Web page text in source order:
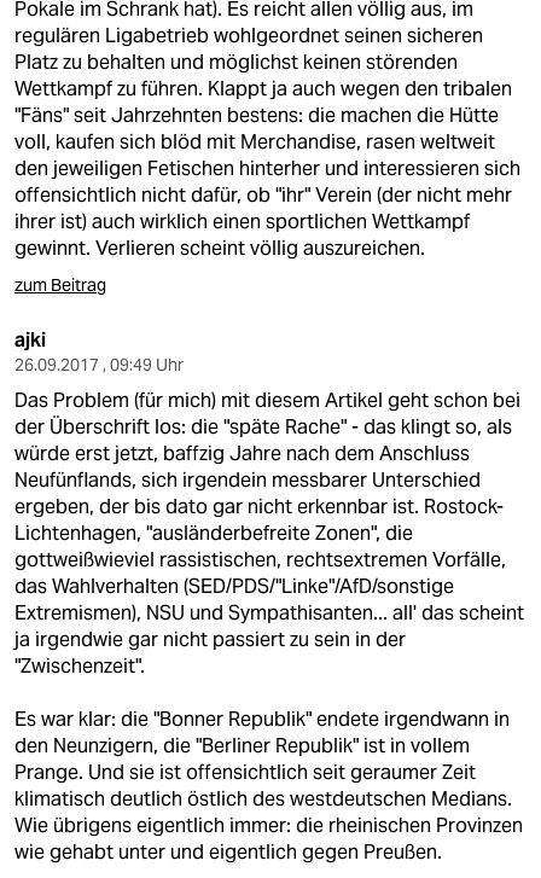
Pokale im Schrank hat). Es reicht allen völlig aus, im
regulären Ligabetrieb wohlgeordnet seinen sicheren
Platz zu behalten und möglichst keinen störenden
Wettkampf zu führen. Klappt ja auch wegen den tribalen
"Fäns" seit Jahrzehnten bestens: die machen die Hütte
voll, kaufen sich blöd mit Merchandise, rasen weltweit
den jeweiligen Fetischen hinterher und interessieren sich
offensichtlich nicht dafür, ob "ihr" Verein (der nicht mehr
ihrer ist) auch wirklich einen sportlichen Wettkampf
gewinnt. Verlieren scheint völlig auszureichen.
zum Beitrag
ajki
26.09.2017 , 09:49 Uhr
Das Problem (für mich) mit diesem Artikel geht schon bei
der Überschrift los: die "späte Rache" - das klingt so, als
würde erst jetzt, baffzig Jahre nach dem Anschluss
Neufünflands, sich irgendein messbarer Unterschied
ergeben, der bis dato gar nicht erkennbar ist. Rostock-
Lichtenhagen, "ausländerbefreite Zonen", die
gottweißwieviel rassistischen, rechtsextremen Vorfälle,
das Wahlverhalten (SED/PDS/"Linke"/AfD/sonstige
Extremismen), NSU und Sympathisanten... all' das scheint
ja irgendwie gar nicht passiert zu sein in der
"Zwischenzeit".
Es war klar: die "Bonner Republik" endete irgendwann in
den Neunzigern, die "Berliner Republik" ist in vollem
Prange. Und sie ist offensichtlich seit geraumer Zeit
klimatisch deutlich östlich des westdeutschen Medians.
Wie übrigens eigentlich immer: die rheinischen Provinzen
wie gehabt unter und eigentlich gegen Preußen.